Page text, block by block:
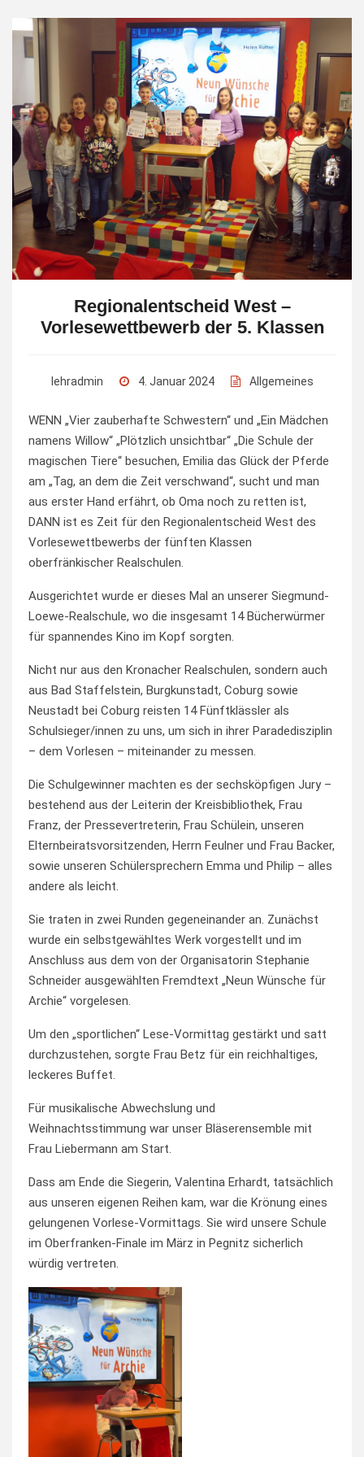
Regionalentscheid West –
Vorlesewettbewerb der 5. Klassen
lehradmin 4. Januar 2024 Allgemeines
WENN „Vier zauberhafte Schwestern“ und „Ein Mädchen
namens Willow“ „Plötzlich unsichtbar“ „Die Schule der
magischen Tiere“ besuchen, Emilia das Glück der Pferde
am „Tag, an dem die Zeit verschwand“, sucht und man
aus erster Hand erfährt, ob Oma noch zu retten ist,
DANN ist es Zeit für den Regionalentscheid West des
Vorlesewettbewerbs der fünften Klassen
oberfränkischer Realschulen.
Ausgerichtet wurde er dieses Mal an unserer Siegmund-
Loewe-Realschule, wo die insgesamt 14 Bücherwürmer
für spannendes Kino im Kopf sorgten.
Nicht nur aus den Kronacher Realschulen, sondern auch
aus Bad Staffelstein, Burgkunstadt, Coburg sowie
Neustadt bei Coburg reisten 14 Fünftklässler als
Schulsieger/innen zu uns, um sich in ihrer Paradedisziplin
– dem Vorlesen – miteinander zu messen.
Die Schulgewinner machten es der sechsköpfigen Jury –
bestehend aus der Leiterin der Kreisbibliothek, Frau
Franz, der Pressevertreterin, Frau Schülein, unseren
Elternbeiratsvorsitzenden, Herrn Feulner und Frau Backer,
sowie unseren Schülersprechern Emma und Philip – alles
andere als leicht.
Sie traten in zwei Runden gegeneinander an. Zunächst
wurde ein selbstgewähltes Werk vorgestellt und im
Anschluss aus dem von der Organisatorin Stephanie
Schneider ausgewählten Fremdtext „Neun Wünsche für
Archie“ vorgelesen.
Um den „sportlichen“ Lese-Vormittag gestärkt und satt
durchzustehen, sorgte Frau Betz für ein reichhaltiges,
leckeres Buffet.
Für musikalische Abwechslung und
Weihnachtsstimmung war unser Bläserensemble mit
Frau Liebermann am Start.
Dass am Ende die Siegerin, Valentina Erhardt, tatsächlich
aus unseren eigenen Reihen kam, war die Krönung eines
gelungenen Vorlese-Vormittags. Sie wird unsere Schule
im Oberfranken-Finale im März in Pegnitz sicherlich
würdig vertreten.